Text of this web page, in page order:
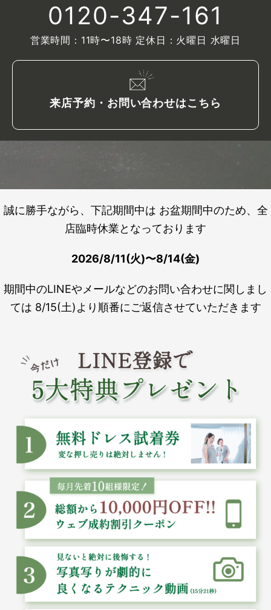
0120-347-161
営業時間：11時〜18時 定休日：火曜日 水曜日
来店予約・お問い合わせはこちら
誠に勝手ながら、下記期間中は お盆期間中のため、全
店臨時休業となっております
2026/8/11(火)〜8/14(金)
期間中のLINEやメールなどのお問い合わせに関しまし
ては 8/15(土)より順番にご返信させていただきます